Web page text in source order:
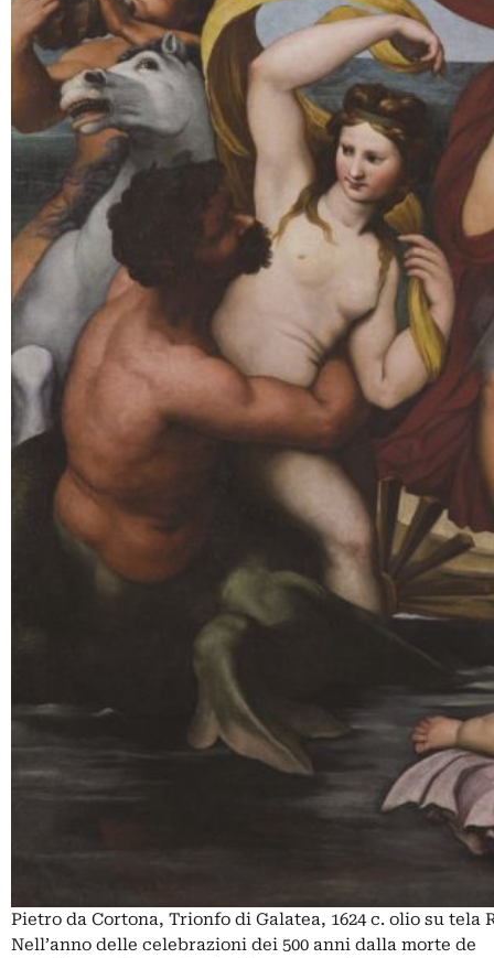
Pietro da Cortona, Trionfo di Galatea, 1624 c. olio su tela
Nell’anno delle celebrazioni dei 500 anni dalla morte de